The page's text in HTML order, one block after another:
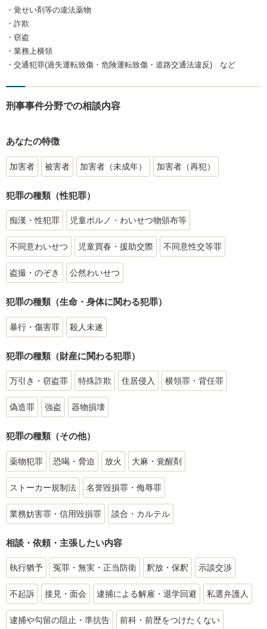
・覚せい剤等の違法薬物
・詐欺
・窃盗
・業務上横領
・交通犯罪(過失運転致傷・危険運転致傷・道路交通法違反) など
刑事事件分野での相談内容
あなたの特徴
加害者 被害者 加害者（未成年） 加害者（再犯）
犯罪の種類（性犯罪）
痴漢・性犯罪 児童ポルノ・わいせつ物頒布等
不同意わいせつ 児童買春・援助交際 不同意性交等罪
盗撮・のぞき 公然わいせつ
犯罪の種類（生命・身体に関わる犯罪）
暴行・傷害罪 殺人未遂
犯罪の種類（財産に関わる犯罪）
万引き・窃盗罪 特殊詐欺 住居侵入 横領罪・背任罪
偽造罪 強盗 器物損壊
犯罪の種類（その他）
薬物犯罪 恐喝・脅迫 放火 大麻・覚醒剤
ストーカー規制法 名誉毀損罪・侮辱罪
業務妨害罪・信用毀損罪 談合・カルテル
相談・依頼・主張したい内容
執行猶予 冤罪・無実・正当防衛 釈放・保釈 示談交渉
不起訴 接見・面会 逮捕による解雇・退学回避 私選弁護人
逮捕や勾留の阻止・準抗告 前科・前歴をつけたくない